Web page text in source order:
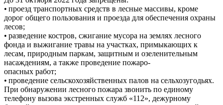
• проезд транспортных средств в лесные массивы, кроме
дорог общего пользования и проезда для обеспечения охраны
лесов;
• разведение костров, сжигание мусора на землях лесного
фонда и выжигание травы на участках, примыкающих к
лесам, природным паркам, защитным и озеленительным
насаждениям, а также проведение пожаро-
опасных работ;
• проведение сельскохозяйственных палов на сельхозугодьях.
При обнаружении лесного пожара звонить по единому
телефону вызова экстренных служб «112», дежурному